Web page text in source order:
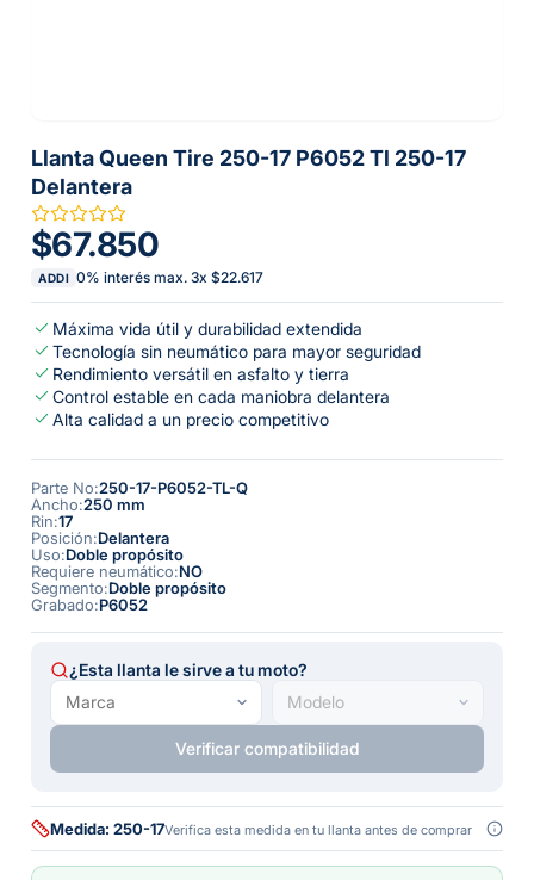
Llanta Queen Tire 250-17 P6052 Tl 250-17
Delantera
$67.850
ADDI 0% interés max. 3x $22.617
Máxima vida útil y durabilidad extendida
Tecnología sin neumático para mayor seguridad
Rendimiento versátil en asfalto y tierra
Control estable en cada maniobra delantera
Alta calidad a un precio competitivo
Parte No:250-17-P6052-TL-Q
Ancho:250 mm
Rin:17
Posición:Delantera
Uso:Doble propósito
Requiere neumático:NO
Segmento:Doble propósito
Grabado:P6052
¿Esta llanta le sirve a tu moto?
Verificar compatibilidad
Medida: 250-17Verifica esta medida en tu llanta antes de comprar